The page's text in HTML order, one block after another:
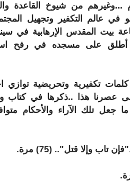
...وغيرهم من شيوخ القاعدة
عالم التكفير وتجهيل
المقدس الإرهابية في
أطلق على مسجده في رفح
تكفيرية وتحريضية توازي
عصرنا هذا ..ذكرها في كتاب
جعل تلك الآراء والأحكام